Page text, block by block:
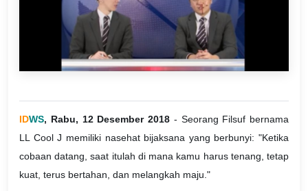
IDWS, Rabu, 12 Desember 2018 - Seorang Filsuf bernama
LL Cool J memiliki nasehat bijaksana yang berbunyi: "Ketika
cobaan datang, saat itulah di mana kamu harus tenang, tetap
kuat, terus bertahan, dan melangkah maju."